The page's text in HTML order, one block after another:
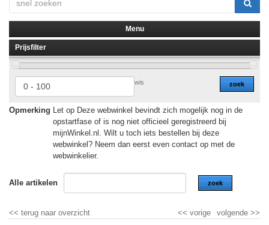
▼
▼
Menu
Prijsfilter
zoek
wis
Opmerking Let op Deze webwinkel bevindt zich mogelijk nog in de
opstartfase of is nog niet officieel geregistreerd bij
mijnWinkel.nl. Wilt u toch iets bestellen bij deze
webwinkel? Neem dan eerst even contact op met de
webwinkelier.
Alle artikelen zoek
<< terug naar overzicht volgende >>
<< vorige